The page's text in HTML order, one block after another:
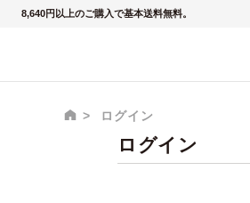
8,640円以上のご購入で基本送料無料。
ログイン
ログイン